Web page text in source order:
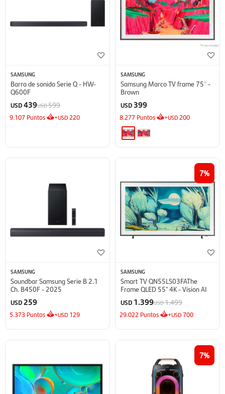
SAMSUNG
Barra de sonido Serie Q - HW-
Q600F
USD439USD599
9.107 Puntos +USD 220
SAMSUNG
Samsung Marco TV frame 75¨ -
Brown
USD 399
8.277 Puntos +USD 200
SAMSUNG
Soundbar Samsung Serie B 2.1
Ch. B450F - 2025
USD 259
5.373 Puntos +USD 129
7
SAMSUNG
Smart TV QN55LS03FAThe
Frame QLED 55'' 4K - Vision AI
USD 1.399USD1.499
29.022 Puntos +USD700
7